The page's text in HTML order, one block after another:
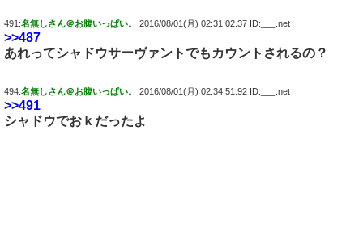
491:名無しさん＠お腹いっぱい。 2016/08/01(月) 02:31:02.37 ID:___.net
>>487
あれってシャドウサーヴァントでもカウントされるの？
494:名無しさん＠お腹いっぱい。 2016/08/01(月) 02:34:51.92 ID:___.net
>>491
シャドウでおｋだったよ